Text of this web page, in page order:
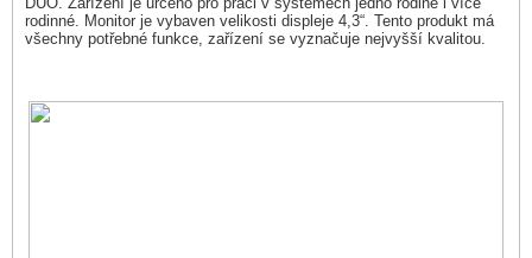
rodinné. Monitor je vybaven velikosti displeje 4,3“. Tento produkt má
všechny potřebné funkce, zařízení se vyznačuje nejvyšší kvalitou.